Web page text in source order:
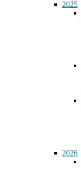
2025
2026